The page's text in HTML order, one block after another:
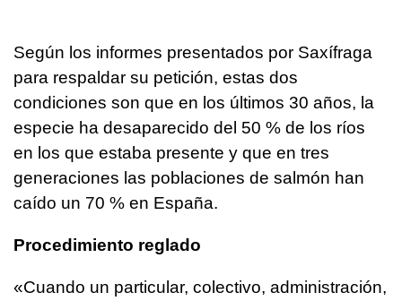
Según los informes presentados por Saxífraga
para respaldar su petición, estas dos
condiciones son que en los últimos 30 años, la
especie ha desaparecido del 50 % de los ríos
en los que estaba presente y que en tres
generaciones las poblaciones de salmón han
caído un 70 % en España.
Procedimiento reglado
«Cuando un particular, colectivo, administración,